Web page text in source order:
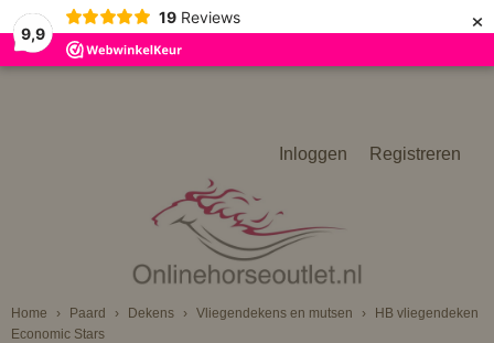
9,9
19 Reviews ×
Inloggen Registreren
Home › Paard › Dekens › Vliegendekens en mutsen ›
HB vliegendeken
Economic Stars